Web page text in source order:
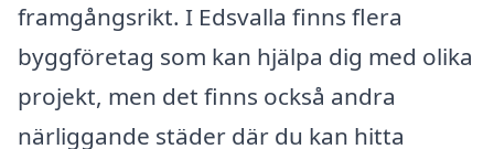
framgångsrikt. I Edsvalla finns flera
byggföretag som kan hjälpa dig med olika
projekt, men det finns också andra
närliggande städer där du kan hitta